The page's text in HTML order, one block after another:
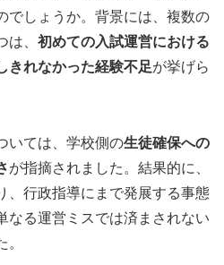
でしょうか。背景には、複数の
、 初めての入試運営における
きれなかった経験不足が挙げら
いては、学校側の生徒確保への
が指摘されました。結果的に、
、行政指導にまで発展する事態
なる運営ミスでは済まされない